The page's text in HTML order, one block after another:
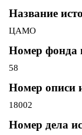
Название
ЦАМО
Номер фонда
58
Номер описи
18002
Номер дела